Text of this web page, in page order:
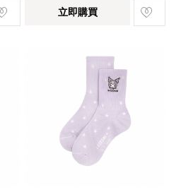
立即購買